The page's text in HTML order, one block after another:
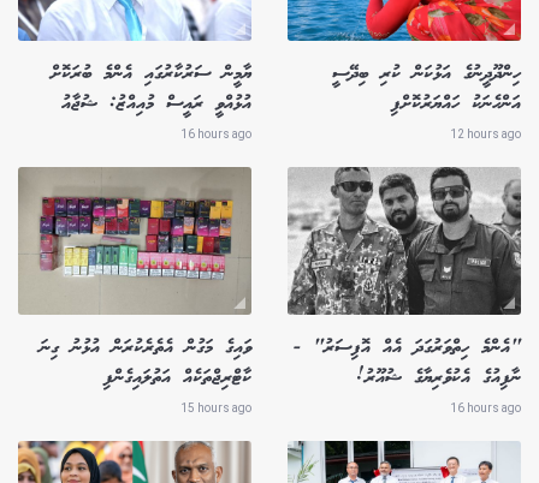
ހިންދޫދީނުގެ އަޅުކަން ކުރި ބިދޭސީ
އަންހެނަކު ހައްޔަރުކޮށްފި
12 hours ago
ޔާމީން ސަރުކާރުގައި އެންމެ ބުރަކޮށް
އުޅުއްވީ ރައީސް މުއިއްޒު: ޝުޖާއު
16 hours ago
"އެންމެ ހިތްވަރުގަދަ އެއް އޮފިސަރު" -
ނާފިއުގެ އެކުވެރިޔާގެ ޝުއޫރު!
16 hours ago
ވައިގެ މަގުން އެތެރެކުރަން އުޅުނު ގިނަ
ކާޓްރިޖްތަކެއް އަތުލައިގެންފި
15 hours ago